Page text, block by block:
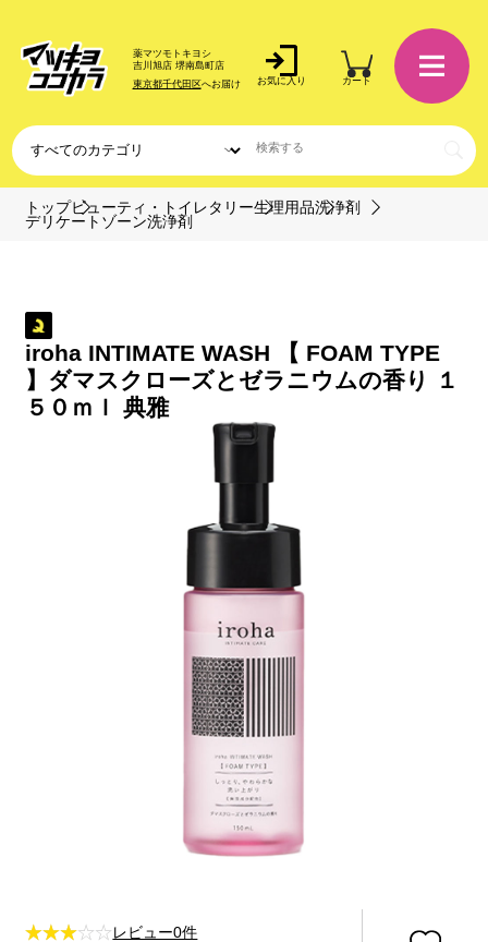
薬マツモトキヨシ
吉川旭店 堺南島町店
東京都千代田区へお届け お気に入り カート
トップビューティ・トイレタリー生理用品洗浄剤
デリケートゾーン洗浄剤
iroha INTIMATE WASH 【 FOAM TYPE
】ダマスクローズとゼラニウムの香り １
５０ｍｌ 典雅
レビュー0件